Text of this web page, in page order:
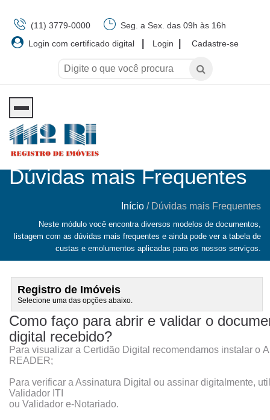
(11) 3779-0000
Seg. a Sex. das 09h às 16h
Login com certificado digital
Login Cadastre-se
Dúvidas mais Frequentes
Início / Dúvidas mais Frequentes
Neste módulo você encontra diversos modelos de documentos,
listagem com as dúvidas mais frequentes e ainda pode ver a tabela de
custas e emolumentos aplicadas para os nossos serviços.
Registro de Imóveis
Selecione uma das opções abaixo.
Como faço para abrir e validar o
digital recebido?
Para visualizar a Certidão Digital recomendamos instalar o
READER;
Para verificar a Assinatura Digital ou assinar digitalmente,
Validador ITI
ou Validador e-Notariado.